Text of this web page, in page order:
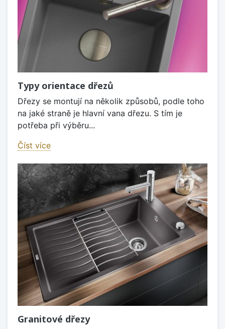
Typy orientace dřezů
Dřezy se montují na několik způsobů, podle toho
na jaké straně je hlavní vana dřezu. S tím je
potřeba při výběru...
Číst více
Granitové dřezy